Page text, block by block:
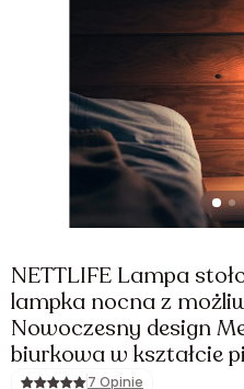
NETTLIFE Lampa
lampka nocna z
Nowoczesny design
biurkowa w kształcie
7 Opinie